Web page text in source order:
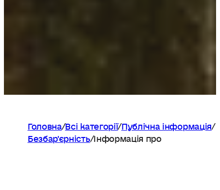
Головна/Всі категорії/Публічна інформація/
Безбар'єрність/Інформація про
Безбар'єрність